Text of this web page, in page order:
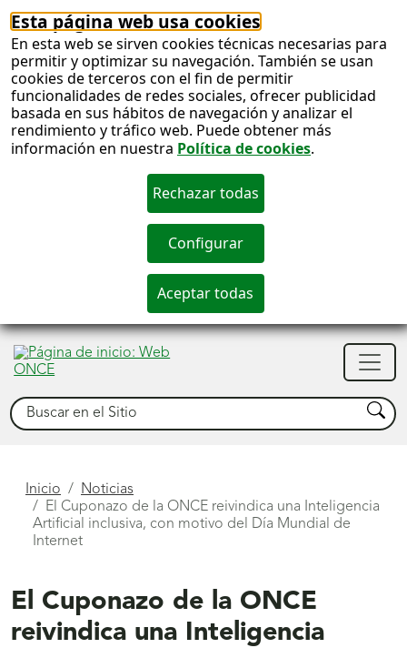
Esta página web usa cookies
En esta web se sirven cookies técnicas necesarias para
permitir y optimizar su navegación. También se usan
cookies de terceros con el fin de permitir
funcionalidades de redes sociales, ofrecer publicidad
basada en sus hábitos de navegación y analizar el
rendimiento y tráfico web. Puede obtener más
información en nuestra Política de cookies.
Buscar Buscar
Está
aquí
Inicio
Noticias
El Cuponazo de la ONCE reivindica una Inteligencia
Artificial inclusiva, con motivo del Día Mundial de
Internet
El Cuponazo de la ONCE
reivindica una Inteligencia